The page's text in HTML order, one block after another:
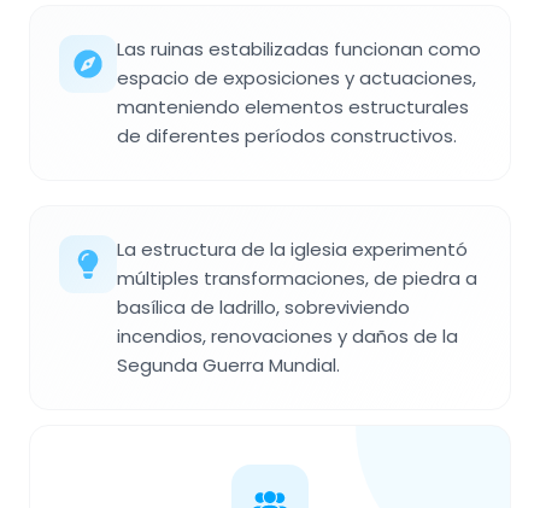
Las ruinas estabilizadas funcionan como
espacio de exposiciones y actuaciones,
manteniendo elementos estructurales
de diferentes períodos constructivos.
La estructura de la iglesia experimentó
múltiples transformaciones, de piedra a
basílica de ladrillo, sobreviviendo
incendios, renovaciones y daños de la
Segunda Guerra Mundial.